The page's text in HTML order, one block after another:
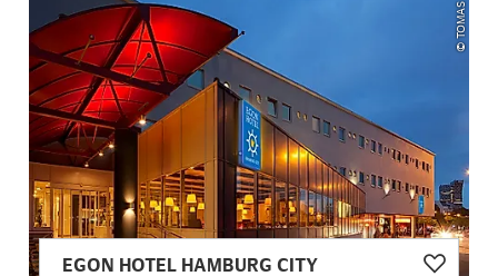
© TOMAS
EGON HOTEL HAMBURG CITY